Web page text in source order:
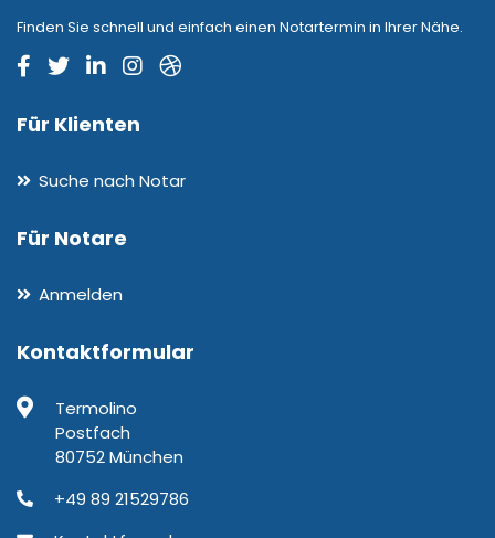
Finden Sie schnell und einfach einen Notartermin in Ihrer Nähe.
Für Klienten
Suche nach Notar
Für Notare
Anmelden
Kontaktformular
Termolino
Postfach
80752 München
+49 89 21529786